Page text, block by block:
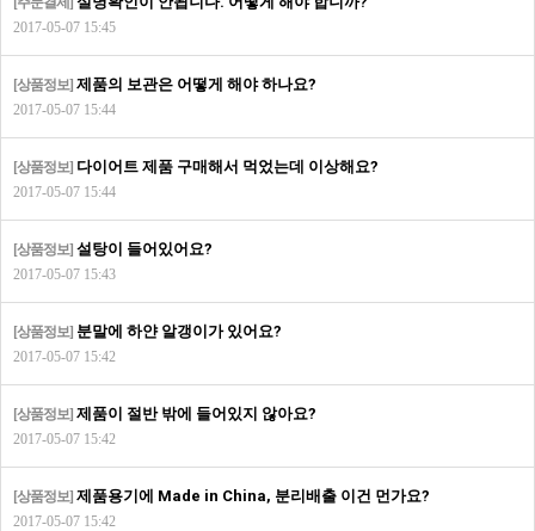
2017-05-07 15:45
[상품정보] 제품의 보관은 어떻게 해야 하나요?
2017-05-07 15:44
[상품정보] 다이어트 제품 구매해서 먹었는데 이상해요?
2017-05-07 15:44
[상품정보] 설탕이 들어있어요?
2017-05-07 15:43
[상품정보] 분말에 하얀 알갱이가 있어요?
2017-05-07 15:42
[상품정보] 제품이 절반 밖에 들어있지 않아요?
2017-05-07 15:42
[상품정보] 제품용기에 Made in China, 분리배출 이건 먼가요?
2017-05-07 15:42